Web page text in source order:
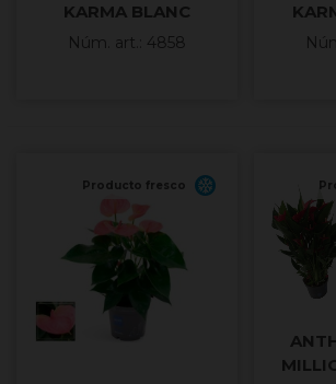
KARMA BLANC
Núm. art.: 4858
Producto fresco